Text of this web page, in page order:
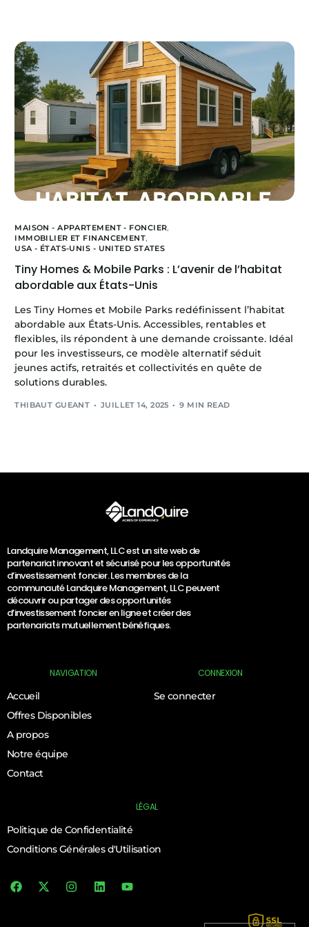
MAISON - APPARTEMENT - FONCIER,
IMMOBILIER ET FINANCEMENT,
USA - ÉTATS-UNIS - UNITED STATES
Tiny Homes & Mobile Parks : L’avenir de l’habitat
abordable aux États-Unis
Les Tiny Homes et Mobile Parks redéfinissent l’habitat
abordable aux États-Unis. Accessibles, rentables et
flexibles, ils répondent à une demande croissante. Idéal
pour les investisseurs, ce modèle alternatif séduit
jeunes actifs, retraités et collectivités en quête de
solutions durables.
THIBAUT GUEANT JUILLET 14, 2025 9 MIN READ
Landquire Management, LLC est un site web de
partenariat innovant et sécurisé pour les opportunités
d’investissement foncier. Les membres de la
communauté Landquire Management, LLC peuvent
découvrir ou partager des opportunités
d’investissement foncier en ligne et créer des
partenariats mutuellement bénéfiques.
NAVIGATION
Accueil
Offres Disponibles
A propos
Notre équipe
Contact
CONNEXION
Se connecter
LÉGAL
Politique de Confidentialité
Conditions Générales d'Utilisation